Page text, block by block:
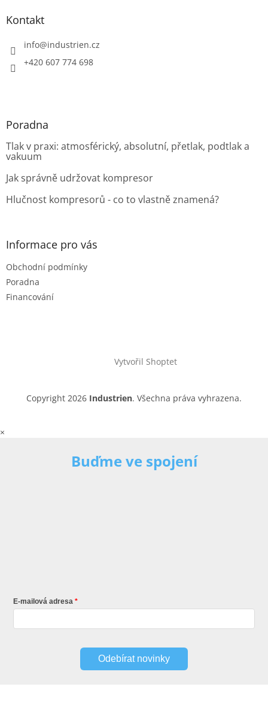
Kontakt
info@industrien.cz
+420 607 774 698
Poradna
Tlak v praxi: atmosférický, absolutní, přetlak, podtlak a
vakuum
Jak správně udržovat kompresor
Hlučnost kompresorů - co to vlastně znamená?
Informace pro vás
Obchodní podmínky
Poradna
Financování
Vytvořil Shoptet
Copyright 2026 Industrien. Všechna práva vyhrazena.
×
Buďme ve spojení
E-mailová adresa
Odebírat novinky